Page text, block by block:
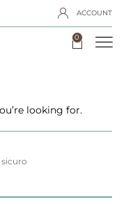
ACCOUNT
0
looking for.
sicuro